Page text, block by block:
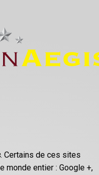
. Certains de ces sites
monde entier : Google +,